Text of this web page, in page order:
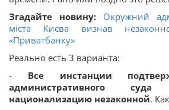
Згадайте новину:
Окружний
міста Києва визнав
«Приватбанку»
Реально есть 3 варианта:
- Все инстанции
административного
национализацию незаконной.